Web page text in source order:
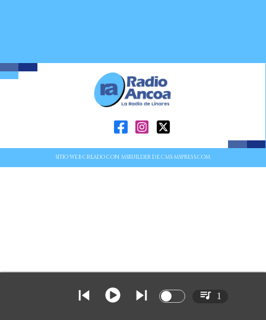
SITIO WEB CREADO CON MSBUILDER DE CMS-MSPRESS.COM
1